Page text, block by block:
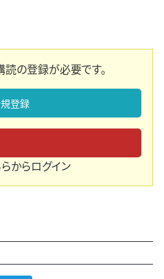
の登録が必要です。
登録
からログイン